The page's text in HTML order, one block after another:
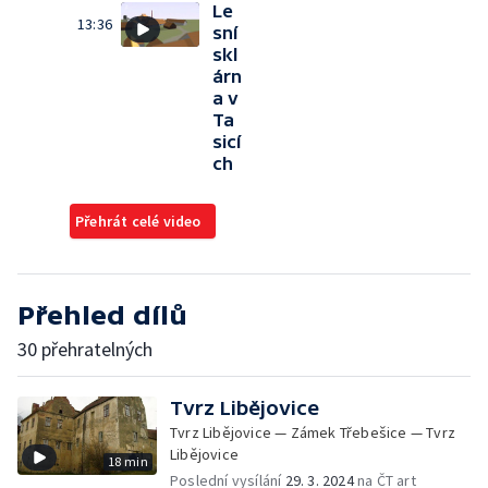
13:36
Le
sní
skl
árn
a v
Ta
sicí
ch
Přehrát celé video
Přehled dílů
30 přehratelných
18 min
Tvrz Libějovice
Tvrz Libějovice — Zámek Třebešice — Tvrz
Libějovice
Poslední vysílání 29. 3. 2024na ČT art